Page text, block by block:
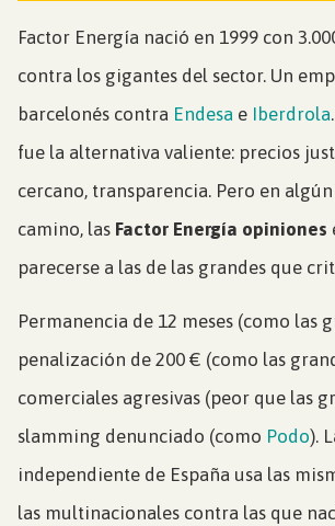
Factor Energía nació en 1999 con
contra los gigantes del sector. Un
barcelonés contra Endesa e Iberdrola
fue la alternativa valiente: precios
cercano, transparencia. Pero en
camino, las Factor Energía opiniones
parecerse a las de las grandes que
Permanencia de 12 meses (como las
penalización de 200 € (como las
comerciales agresivas (peor que las
slamming denunciado (como Podo).
independiente de España usa las
las multinacionales contra las que